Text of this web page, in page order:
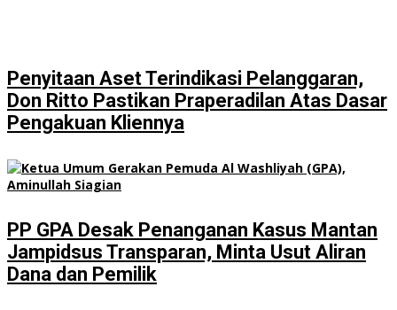
Penyitaan Aset Terindikasi Pelanggaran,
Don Ritto Pastikan Praperadilan Atas Dasar
Pengakuan Kliennya
PP GPA Desak Penanganan Kasus Mantan
Jampidsus Transparan, Minta Usut Aliran
Dana dan Pemilik